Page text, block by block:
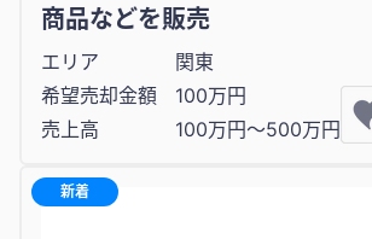
商品などを販売
エリア
関東
希望売却金額
100万円
売上高
100万円〜500万円
新着